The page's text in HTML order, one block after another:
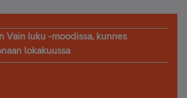
Vain luku -moodissa, kunnes
lokakuussa